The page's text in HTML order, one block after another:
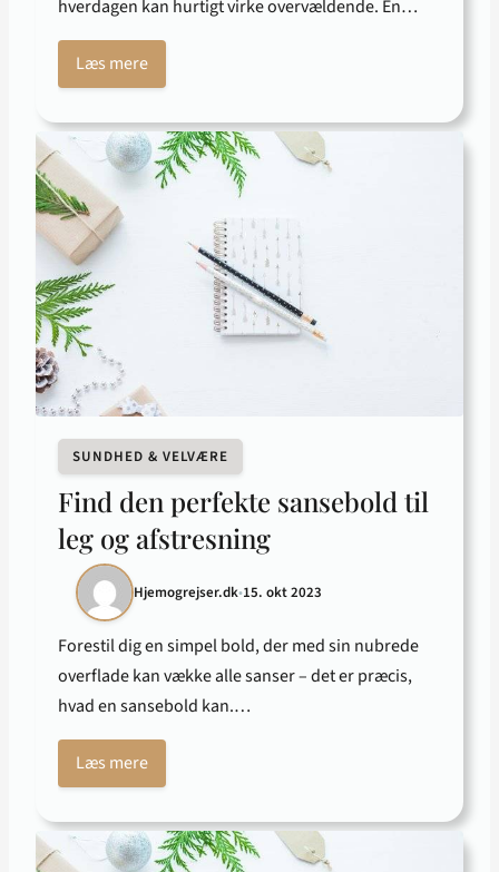
hverdagen kan hurtigt virke overvældende. En…
Læs mere
SUNDHED & VELVÆRE
Find den perfekte sansebold til
leg og afstresning
Hjemogrejser.dk•15. okt 2023
Forestil dig en simpel bold, der med sin nubrede
overflade kan vække alle sanser – det er præcis,
hvad en sansebold kan.…
Læs mere